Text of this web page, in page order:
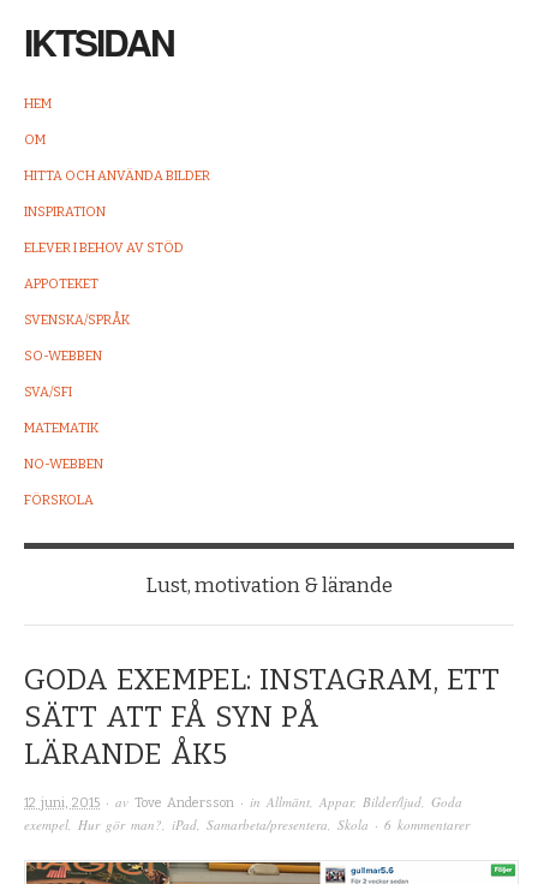
IKTSIDAN
HEM
OM
HITTA OCH ANVÄNDA BILDER
INSPIRATION
ELEVER I BEHOV AV STÖD
APPOTEKET
SVENSKA/SPRÅK
SO-WEBBEN
SVA/SFI
MATEMATIK
NO-WEBBEN
FÖRSKOLA
Lust, motivation & lärande
GODA EXEMPEL: INSTAGRAM, ETT
SÄTT ATT FÅ SYN PÅ
LÄRANDE ÅK5
12 juni, 2015 · av Tove Andersson · in Allmänt, Appar, Bilder/ljud, Goda
exempel, Hur gör man?, iPad, Samarbeta/presentera, Skola · 6 kommentarer